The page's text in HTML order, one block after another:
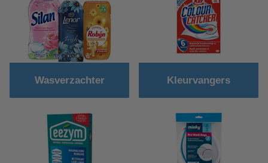
Wasverzachter Kleurvangers